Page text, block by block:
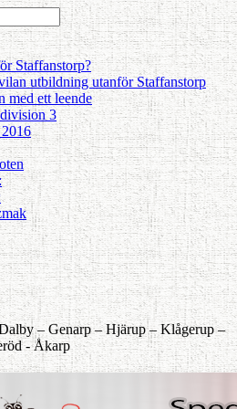
Staffanstorp?
utbildning utanför Staffanstorp
med ett leende
3
–Genarp –Hjärup –Klågerup –
-Åkarp